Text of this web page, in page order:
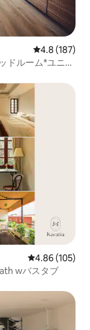
レビュー187
4.8 (187)
ドルーム*ユニー
レビュー105
4.86 (105)
wバスタブ